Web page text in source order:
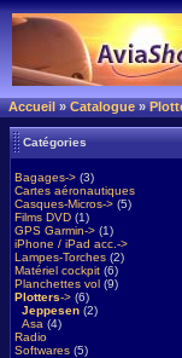
Accueil»Catalogue»
Catégories
Bagages-> (3)
Cartes aéronautiques
Casques-Micros-> (5)
Films DVD (1)
GPS Garmin-> (1)
iPhone / iPad acc.->
Lampes-Torches (2)
Matériel cockpit (6)
Planchettes vol (9)
Plotters-> (6)
Jeppesen (2)
Asa (4)
Radio
Softwares (5)